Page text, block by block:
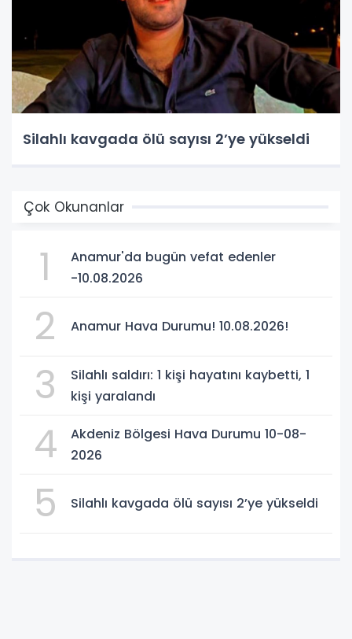
Silahlı kavgada ölü sayısı 2’ye yükseldi
Çok Okunanlar
1
Anamur'da bugün vefat edenler
-10.08.2026
2 Anamur Hava Durumu! 10.08.2026!
3
Silahlı saldırı: 1 kişi hayatını kaybetti, 1
kişi yaralandı
4
Akdeniz Bölgesi Hava Durumu 10-08-
2026
5 Silahlı kavgada ölü sayısı 2’ye yükseldi